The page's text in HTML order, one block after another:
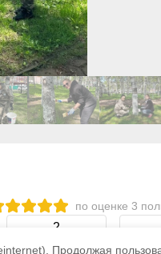
Продолжая
по оценке 3
2